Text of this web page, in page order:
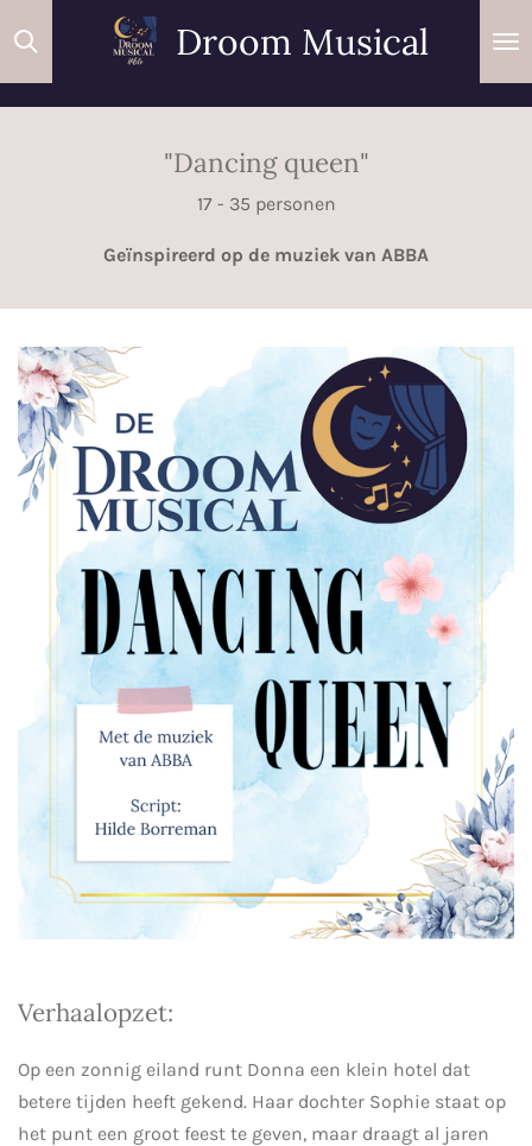
Ga
direct
Droom Musical
"Dancing queen"
17 - 35 personen
Geïnspireerd op de muziek van ABBA
Verhaalopzet:
Op een zonnig eiland runt Donna een klein hotel dat
betere tijden heeft gekend. Haar dochter Sophie staat op
het punt een groot feest te geven, maar draagt al jaren